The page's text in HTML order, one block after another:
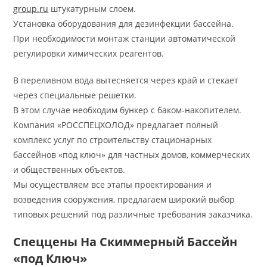
group.ru штукатурным слоем.
Установка оборудования для дезинфекции бассейна.
При необходимости монтаж станции автоматической
регулировки химических реагентов.
В переливном вода вытесняется через край и стекает
через специальные решетки.
В этом случае необходим бункер с баком-накопителем.
Компания «РОССПЕЦХОЛОД» предлагает полный
комплекс услуг по строительству стационарных
бассейнов «под ключ» для частных домов, коммерческих
и общественных объектов.
Мы осуществляем все этапы проектирования и
возведения сооружения, предлагаем широкий выбор
типовых решений под различные требования заказчика.
Спеццены На Скиммерный Бассейн
«под Ключ»